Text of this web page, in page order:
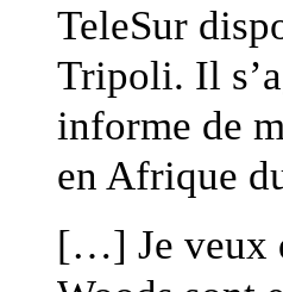
TeleSur
Tripoli. Il
informe de
en Afrique
[…] Je veux